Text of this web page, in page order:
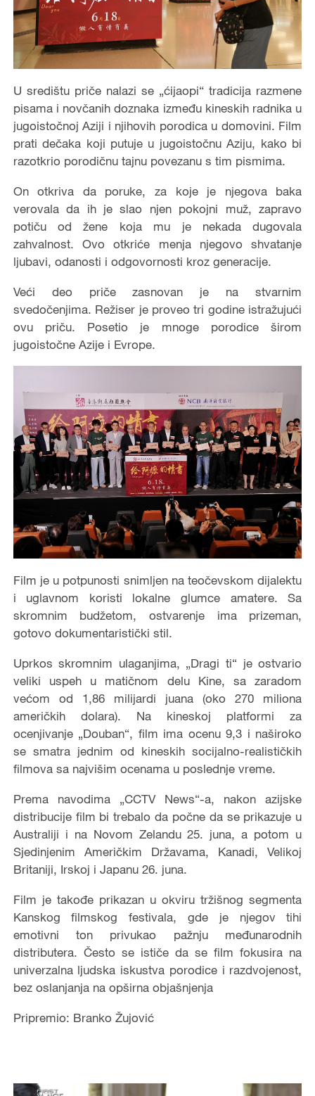
U središtu priče nalazi se „ćijaopi“ tradicija razmene
pisama i novčanih doznaka između kineskih radnika u
jugoistočnoj Aziji i njihovih porodica u domovini. Film
prati dečaka koji putuje u jugoistočnu Aziju, kako bi
razotkrio porodičnu tajnu povezanu s tim pismima.
On otkriva da poruke, za koje je njegova baka
verovala da ih je slao njen pokojni muž, zapravo
potiču od žene koja mu je nekada dugovala
zahvalnost. Ovo otkriće menja njegovo shvatanje
ljubavi, odanosti i odgovornosti kroz generacije.
Veći deo priče zasnovan je na stvarnim
svedočenjima. Režiser je proveo tri godine istražujući
ovu priču. Posetio je mnoge porodice širom
jugoistočne Azije i Evrope.
Film je u potpunosti snimljen na teočevskom dijalektu
i uglavnom koristi lokalne glumce amatere. Sa
skromnim budžetom, ostvarenje ima prizeman,
gotovo dokumentaristički stil.
Uprkos skromnim ulaganjima, „Dragi ti“ je ostvario
veliki uspeh u matičnom delu Kine, sa zaradom
većom od 1,86 milijardi juana (oko 270 miliona
američkih dolara). Na kineskoj platformi za
ocenjivanje „Douban“, film ima ocenu 9,3 i naširoko
se smatra jednim od kineskih socijalno-realističkih
filmova sa najvišim ocenama u poslednje vreme.
Prema navodima „CCTV News“-a, nakon azijske
distribucije film bi trebalo da počne da se prikazuje u
Australiji i na Novom Zelandu 25. juna, a potom u
Sjedinjenim Američkim Državama, Kanadi, Velikoj
Britaniji, Irskoj i Japanu 26. juna.
Film je takođe prikazan u okviru tržišnog segmenta
Kanskog filmskog festivala, gde je njegov tihi
emotivni ton privukao pažnju međunarodnih
distributera. Često se ističe da se film fokusira na
univerzalna ljudska iskustva porodice i razdvojenost,
bez oslanjanja na opširna objašnjenja
Pripremio: Branko Žujović